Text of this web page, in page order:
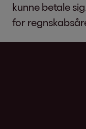
kunne betale
for